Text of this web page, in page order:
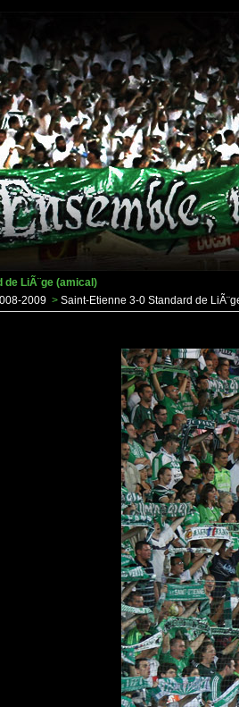
de LiÃ¨ge (amical)
2009 > Saint-Etienne 3-0 Standard de